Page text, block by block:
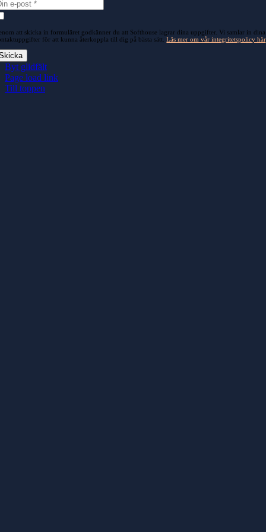
att skicka in formuläret godkänner du att Softhouse lagrar dina uppgifter. Vi samlar in dina
för att kunna återkoppla till dig på bästa sätt.Läs mer om vår integritetspolicy här
Byt glidfält
Page load link
Till toppen